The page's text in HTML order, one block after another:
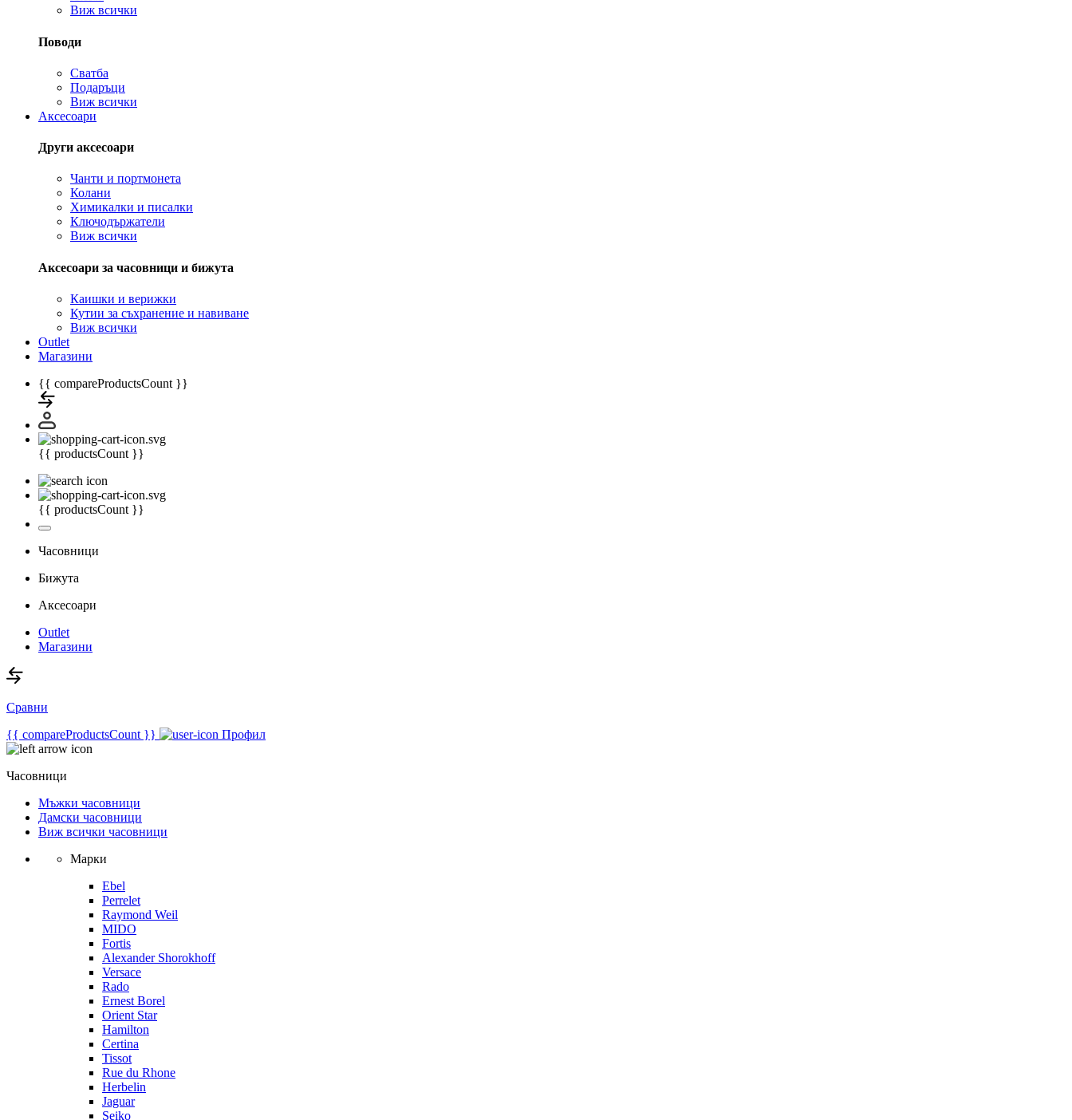
Виж всички
Поводи
Сватба
Подаръци
Виж всички
Аксесоари
Други аксесоари
Чанти и портмонета
Колани
Химикалки и писалки
Ключодържатели
Виж всички
Аксесоари за часовници и бижута
Каишки и верижки
Кутии за съхранение и навиване
Виж всички
Outlet
Магазини
{{ compareProductsCount }}
{{ productsCount }}
{{ productsCount }}
Часовници
Бижута
Аксесоари
Outlet
Магазини
Сравни
{{ compareProductsCount }}
Профил
Часовници
Мъжки часовници
Дамски часовници
Виж всички часовници
Марки
Ebel
Perrelet
Raymond Weil
MIDO
Fortis
Alexander Shorokhoff
Versace
Rado
Ernest Borel
Orient Star
Hamilton
Certina
Tissot
Rue du Rhone
Herbelin
Jaguar
Seiko